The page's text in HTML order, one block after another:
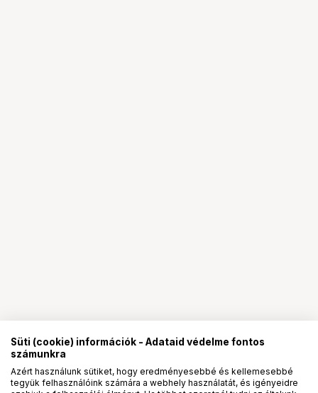
Süti (cookie) információk - Adataid védelme fontos
számunkra
Azért használunk sütiket, hogy eredményesebbé és kellemesebbé
tegyük felhasználóink számára a webhely használatát, és igényeidre